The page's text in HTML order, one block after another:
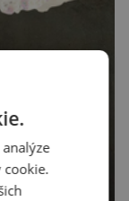
cookie.